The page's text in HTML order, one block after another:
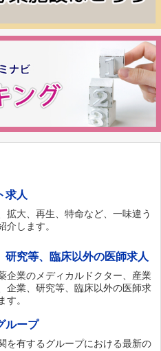
求人
拡大、再生、特命など、一味違う
介します。
研究等、臨床以外の医師求人
企業のメディカルドクター、産業
企業、研究等、臨床以外の医師求
す。
ループ
を有するグループにおける最新の